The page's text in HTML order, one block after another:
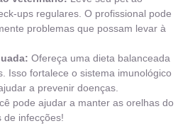
ups regulares. O profissional pode
problemas que possam levar à
Ofereça uma dieta balanceada
Isso fortalece o sistema imunológico
a prevenir doenças.
pode ajudar a manter as orelhas do
de infecções!